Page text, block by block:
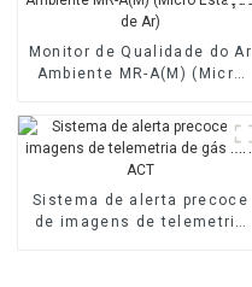
Monitor de Qualidade do Ar
Ambiente MR-A(M) (Micro
Sistema de alerta precoce
de imagens de telemetria